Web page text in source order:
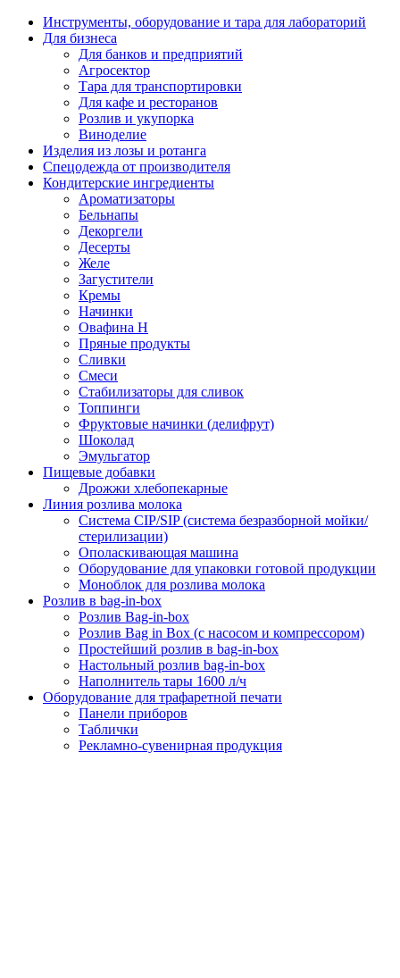
Инструменты, оборудование и тара для лабораторий
Для бизнеса
Для банков и предприятий
Агросектор
Тара для транспортировки
Для кафе и ресторанов
Розлив и укупорка
Виноделие
Изделия из лозы и ротанга
Спецодежда от производителя
Кондитерские ингредиенты
Ароматизаторы
Бельнапы
Декоргели
Десерты
Желe
Загустители
Кремы
Начинки
Овафина Н
Пряные продукты
Сливки
Смеси
Стабилизаторы для сливок
Топпинги
Фруктовые начинки (делифрут)
Шоколад
Эмульгатор
Пищевые добавки
Дрожжи хлебопекарные
Линия розлива молока
Система CIP/SIP (система безразборной мойки/
стерилизации)
Ополаскивающая машина
Оборудование для упаковки готовой продукции
Моноблок для розлива молока
Розлив в bag-in-box
Розлив Bag-in-box
Розлив Bag in Box (с насосом и компрессором)
Простейший розлив в bag-in-box
Настольный розлив bag-in-box
Наполнитель тары 1600 л/ч
Оборудование для трафаретной печати
Панели приборов
Таблички
Рекламно-сувенирная продукция